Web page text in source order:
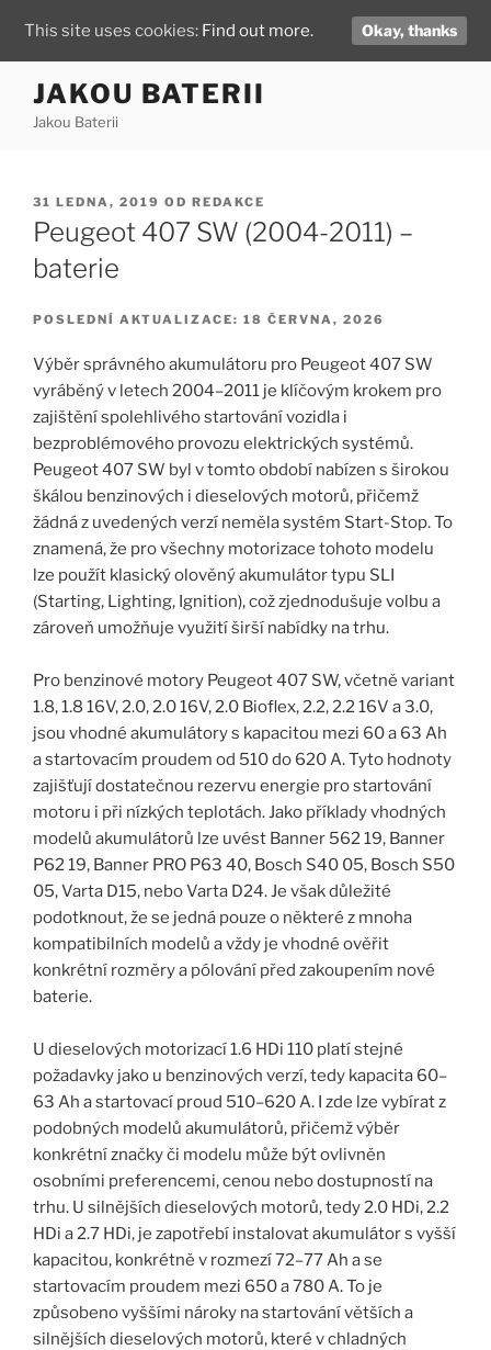
obsahu
JAKOU BATERII
Jakou Baterii
PUBLIKOVÁNO
31 LEDNA, 2019 OD REDAKCE
Peugeot 407 SW (2004-2011) –
baterie
POSLEDNÍ AKTUALIZACE: 18 ČERVNA, 2026
Výběr správného akumulátoru pro Peugeot 407 SW
vyráběný v letech 2004–2011 je klíčovým krokem pro
zajištění spolehlivého startování vozidla i
bezproblémového provozu elektrických systémů.
Peugeot 407 SW byl v tomto období nabízen s širokou
škálou benzinových i dieselových motorů, přičemž
žádná z uvedených verzí neměla systém Start-Stop. To
znamená, že pro všechny motorizace tohoto modelu
lze použít klasický olověný akumulátor typu SLI
(Starting, Lighting, Ignition), což zjednodušuje volbu a
zároveň umožňuje využití širší nabídky na trhu.
Pro benzinové motory Peugeot 407 SW, včetně variant
1.8, 1.8 16V, 2.0, 2.0 16V, 2.0 Bioflex, 2.2, 2.2 16V a 3.0,
jsou vhodné akumulátory s kapacitou mezi 60 a 63 Ah
a startovacím proudem od 510 do 620 A. Tyto hodnoty
zajišťují dostatečnou rezervu energie pro startování
motoru i při nízkých teplotách. Jako příklady vhodných
modelů akumulátorů lze uvést Banner 562 19, Banner
P62 19, Banner PRO P63 40, Bosch S40 05, Bosch S50
05, Varta D15, nebo Varta D24. Je však důležité
podotknout, že se jedná pouze o některé z mnoha
kompatibilních modelů a vždy je vhodné ověřit
konkrétní rozměry a pólování před zakoupením nové
baterie.
U dieselových motorizací 1.6 HDi 110 platí stejné
požadavky jako u benzinových verzí, tedy kapacita 60–
63 Ah a startovací proud 510–620 A. I zde lze vybírat z
podobných modelů akumulátorů, přičemž výběr
konkrétní značky či modelu může být ovlivněn
osobními preferencemi, cenou nebo dostupností na
trhu. U silnějších dieselových motorů, tedy 2.0 HDi, 2.2
HDi a 2.7 HDi, je zapotřebí instalovat akumulátor s vyšší
kapacitou, konkrétně v rozmezí 72–77 Ah a se
startovacím proudem mezi 650 a 780 A. To je
způsobeno vyššími nároky na startování větších a
silnějších dieselových motorů, které v chladných
This site uses cookies: Find out more. Okay, thanks